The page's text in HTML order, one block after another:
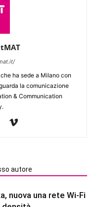
ha sede a Milano con
la comunicazione
& Communication
autore
nuova una rete Wi-Fi